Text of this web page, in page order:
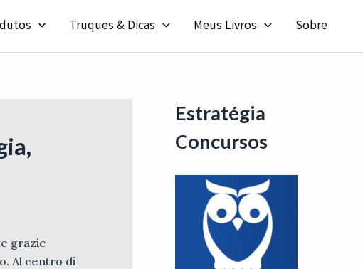
Truques & Dicas Meus Livros Sobre
grazie
Al centro di
Estratégia
Concursos